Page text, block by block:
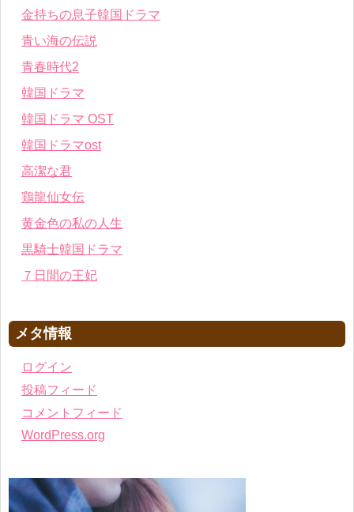
金持ちの息子韓国ドラマ
青い海の伝説
青春時代2
韓国ドラマ
韓国ドラマ OST
韓国ドラマost
高潔な君
鶏龍仙女伝
黄金色の私の人生
黒騎士韓国ドラマ
７日間の王妃
メタ情報
ログイン
投稿フィード
コメントフィード
WordPress.org